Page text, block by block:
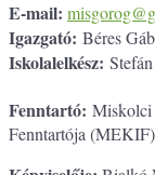
E-mail:
Igazgató: Béres
Iskolalelkész:
Fenntartó: Miskolci
Fenntartója (MEKIF)